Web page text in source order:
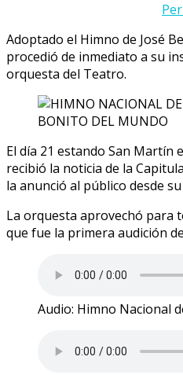
Adoptado el Himno de José
procedió de inmediato a su
orquesta del Teatro.
El día 21 estando San Martín
recibió la noticia de la
la anunció al público desde
La orquesta aprovechó para
que fue la primera audición
Audio: Himno Nacional